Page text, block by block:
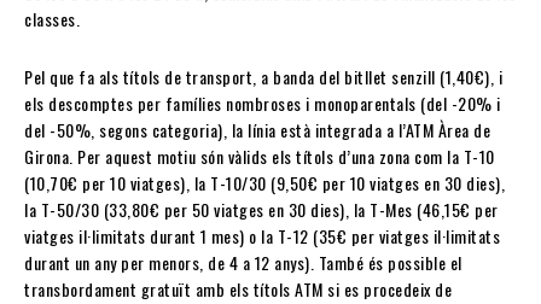
classes.
Pel que fa als títols de transport, a banda del bitllet senzill (1,40€), i
els descomptes per famílies nombroses i monoparentals (del -20% i
del -50%, segons categoria), la línia està integrada a l’ATM Àrea de
Girona. Per aquest motiu són vàlids els títols d’una zona com la T-10
(10,70€ per 10 viatges), la T-10/30 (9,50€ per 10 viatges en 30 dies),
la T-50/30 (33,80€ per 50 viatges en 30 dies), la T-Mes (46,15€ per
viatges il·limitats durant 1 mes) o la T-12 (35€ per viatges il·limitats
durant un any per menors, de 4 a 12 anys). També és possible el
transbordament gratuït amb els títols ATM si es procedeix de